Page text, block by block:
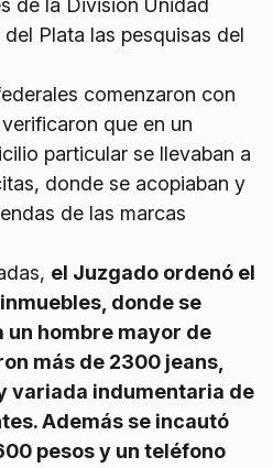
de la División Unidad
Plata las pesquisas del
comenzaron con
que en un
particular se llevaban a
donde se acopiaban y
de las marcas
el Juzgado ordenó el
donde se
un hombre mayor de
más de 2300 jeans,
variada indumentaria de
Además se incautó
pesos y un teléfono